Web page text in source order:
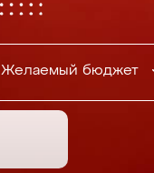
Желаемый бюджет